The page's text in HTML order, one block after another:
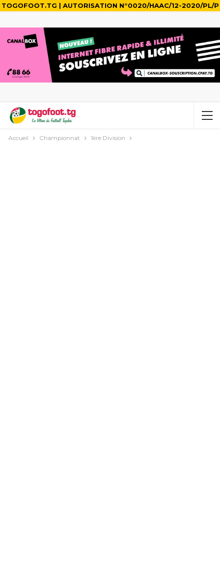
TOGOFOOT.TG | AUTORISATION N°0020/HAAC/12-2020/PL/P
Accueil Championnat 1ère Division